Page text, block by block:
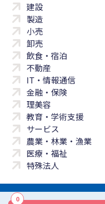
0
建設
製造
小売
卸売
飲食・宿泊
不動産
IT・情報通信
金融・保険
理美容
教育・学術支援
サービス
農業・林業・漁業
医療・福祉
特殊法人